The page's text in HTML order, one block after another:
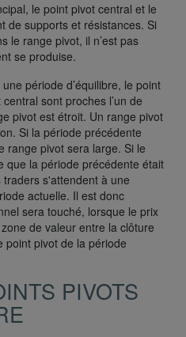
le point pivot central et le
de supports et résistances. Si
le range pivot, il n’est pas
se produise.
période d’équilibre, le point
sont proches l’un de
pivot est étroit. Un range pivot
Si la période précédente
range pivot sera large. Si le
que la période précédente était
s'attendent à une
actuelle. Il est donc
sera touché, lorsque le prix
de valeur entre la clôture
point pivot de la période
PIVOTS